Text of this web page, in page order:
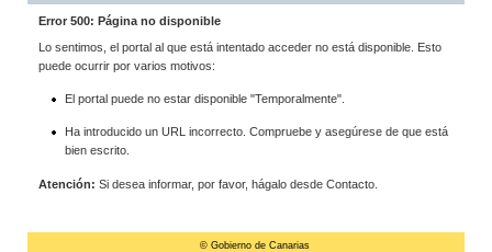
Error 500: Página no disponible
Lo sentimos, el portal al que está intentado acceder no está disponible. Esto
puede ocurrir por varios motivos:
El portal puede no estar disponible "Temporalmente".
Ha introducido un URL incorrecto. Compruebe y asegúrese de que está
bien escrito.
Atención: Si desea informar, por favor, hágalo desde Contacto.
© Gobierno de Canarias